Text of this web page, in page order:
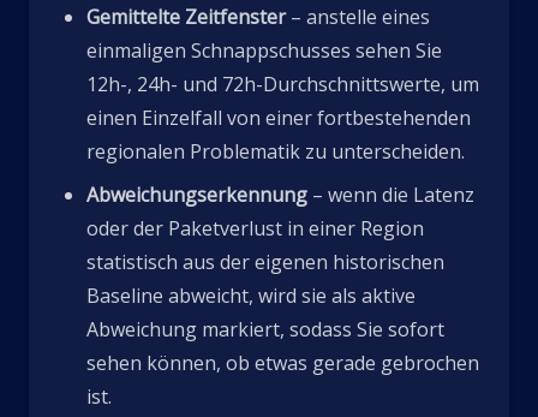
Gemittelte Zeitfenster– anstelle eines
einmaligen Schnappschusses sehen Sie
12h-, 24h- und 72h-Durchschnittswerte, um
einen Einzelfall von einer fortbestehenden
regionalen Problematik zu unterscheiden.
Abweichungserkennung – wenn die Latenz
oder der Paketverlust in einer Region
statistisch aus der eigenen historischen
Baseline abweicht, wird sie als aktive
Abweichung markiert, sodass Sie sofort
sehen können, ob etwas gerade gebrochen
ist.